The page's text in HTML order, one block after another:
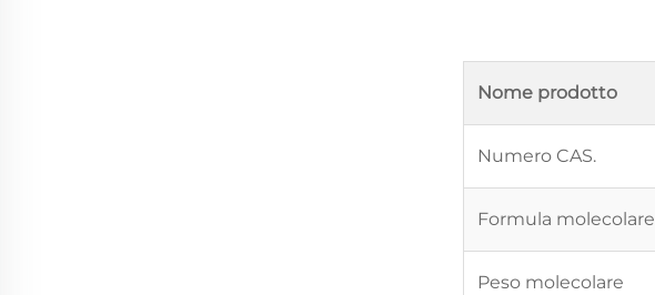
Nome prodotto
Numero CAS.
Formula molecolare
Peso molecolare